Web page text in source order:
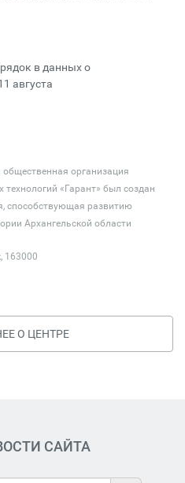
в данных о
августа
организация
«Гарант» был создан
способствующая развитию
Архангельской области
163000
О ЦЕНТРЕ
САЙТА